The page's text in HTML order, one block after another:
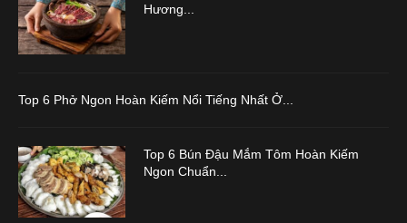
Hương...
Top 6 Phở Ngon Hoàn Kiếm Nổi Tiếng Nhất Ở...
Top 6 Bún Đậu Mắm Tôm Hoàn Kiếm
Ngon Chuẩn...